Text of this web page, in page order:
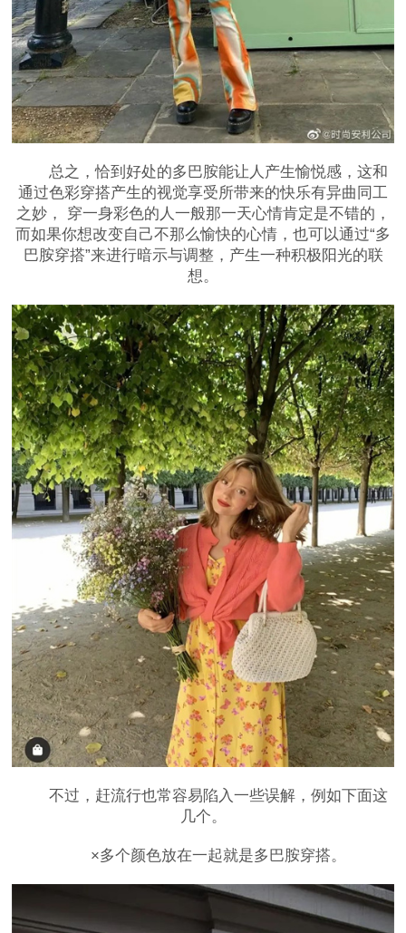
总之，恰到好处的多巴胺能让人产生愉悦感，这和
通过色彩穿搭产生的视觉享受所带来的快乐有异曲同工
之妙， 穿一身彩色的人一般那一天心情肯定是不错的，
而如果你想改变自己不那么愉快的心情，也可以通过“多
巴胺穿搭”来进行暗示与调整，产生一种积极阳光的联
想。
不过，赶流行也常容易陷入一些误解，例如下面这
几个。
×多个颜色放在一起就是多巴胺穿搭。